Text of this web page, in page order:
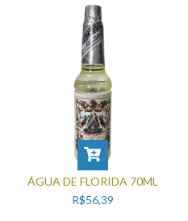
ÁGUA DE FLORIDA 70ML
R$56,39